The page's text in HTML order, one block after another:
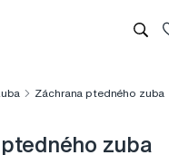
Záchrana ptedného zuba
zuba